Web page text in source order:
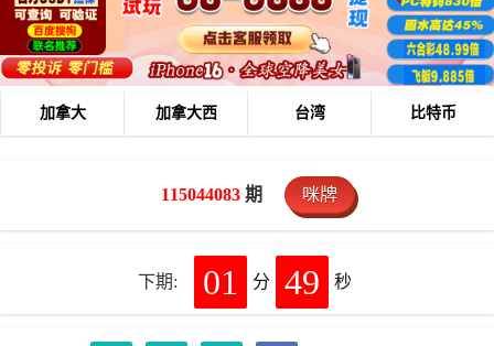
加拿大 加拿大西 台湾 比特币
115044083 期 咪牌
下期: 01 分 48 秒